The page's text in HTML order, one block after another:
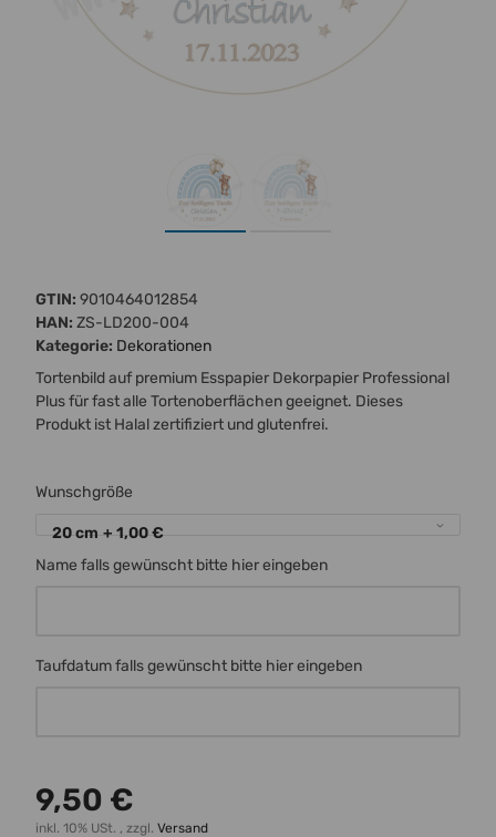
GTIN: 9010464012854
HAN: ZS-LD200-004
Kategorie: Dekorationen
Tortenbild auf premium Esspapier Dekorpapier Professional
Plus für fast alle Tortenoberflächen geeignet. Dieses
Produkt ist Halal zertifiziert und glutenfrei.
Wunschgröße
20 cm + 1,00 €
Name falls gewünscht bitte hier eingeben
Taufdatum falls gewünscht bitte hier eingeben
9,50 €
inkl. 10% USt. , zzgl. Versand